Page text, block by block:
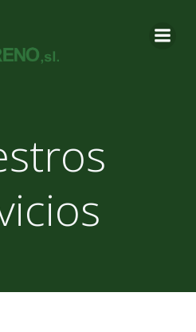
contenido